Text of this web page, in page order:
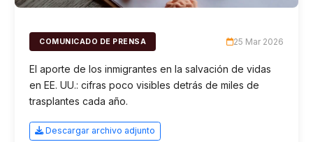
COMUNICADO DE PRENSA 25 Mar 2026
El aporte de los inmigrantes en la salvación de vidas
en EE. UU.: cifras poco visibles detrás de miles de
trasplantes cada año.
Descargar archivo adjunto